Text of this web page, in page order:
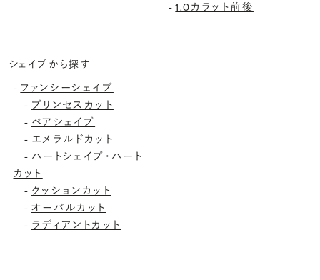
-1.0カラット前後
シェイプから探す
- ファンシーシェイプ
- プリンセスカット
- ペアシェイプ
- エメラルドカット
- ハートシェイプ・ハート
カット
- クッションカット
- オーバルカット
- ラディアントカット